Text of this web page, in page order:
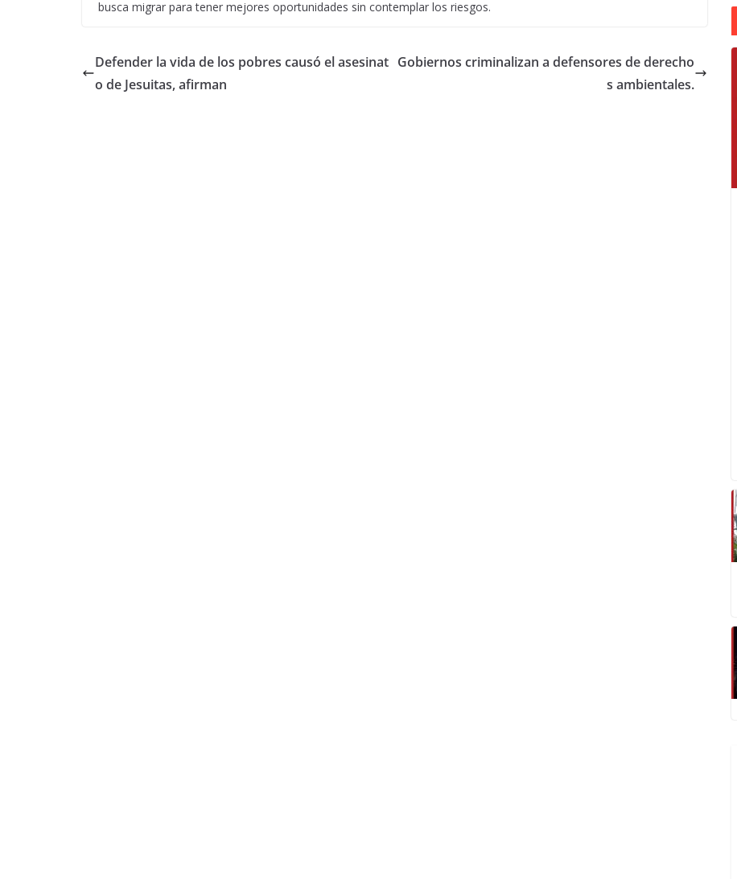
busca migrar para tener mejores oportunidades sin contemplar los riesgos.
Defender la vida de los pobres causó el asesinat
o de Jesuitas, afirman
Gobiernos criminalizan a defensores de derecho
s ambientales.